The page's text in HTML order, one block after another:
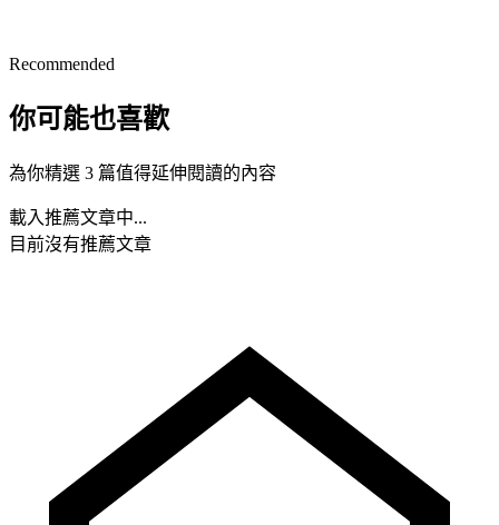
Recommended
你可能也喜歡
為你精選 3 篇值得延伸閱讀的內容
載入推薦文章中...
目前沒有推薦文章